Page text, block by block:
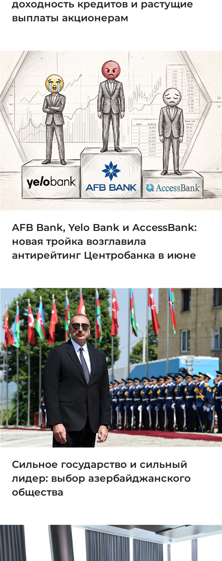
доходность кредитов и растущие
выплаты акционерам
AFB Bank, Yelo Bank и AccessBank:
новая тройка возглавила
антирейтинг Центробанка в июне
Сильное государство и сильный
лидер: выбор азербайджанского
общества